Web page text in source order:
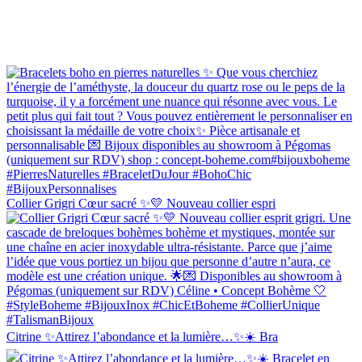
Collier Grigri Cœur sacré ✨💛 Nouveau collier espri
Citrine ✨Attirez l’abondance et la lumière…✨☀️ Bra